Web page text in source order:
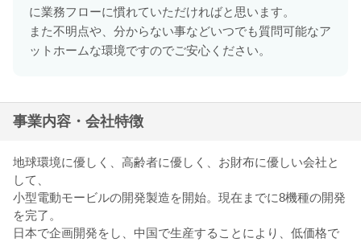
に業務フローに慣れていただければと思います。
また不明点や、分からない事などいつでも質問可能なア
ットホームな環境ですのでご安心ください。
事業内容・会社特徴
地球環境に優しく、高齢者に優しく、お財布に優しい会社と
して、
小型電動モービルの開発製造を開始。現在までに8機種の開発
を完了。
日本で企画開発をし、中国で生産することにより、低価格で